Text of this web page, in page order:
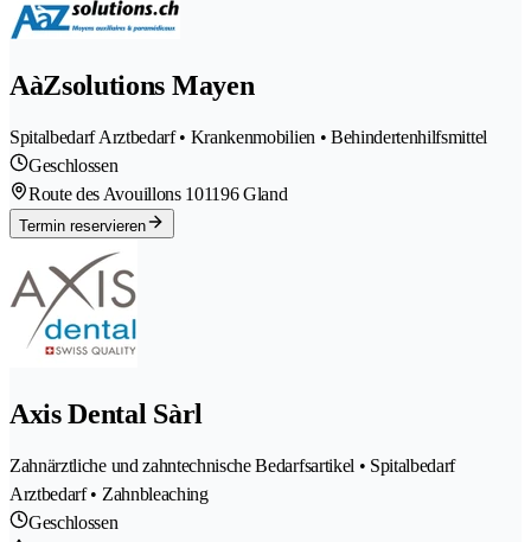
AàZsolutions Mayen
Spitalbedarf Arztbedarf • Krankenmobilien • Behindertenhilfsmittel
Geschlossen
Route des Avouillons 101196 Gland
Termin reservieren
Axis Dental Sàrl
Zahnärztliche und zahntechnische Bedarfsartikel • Spitalbedarf
Arztbedarf • Zahnbleaching
Geschlossen